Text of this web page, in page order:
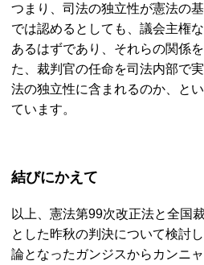
つまり、司法の独立性が憲法の
では認めるとしても、議会主権
あるはずであり、それらの関係
た、裁判官の任命を司法内部で
法の独立性に含まれるのか、と
ています。
結びにかえて
以上、憲法第99次改正法と全国
とした昨秋の判決について検討
論となったガンジスからカンニ